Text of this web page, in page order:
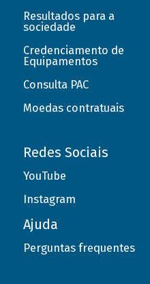
Resultados para a
sociedade
Credenciamento de
Equipamentos
Consulta PAC
Moedas contratuais
Redes Sociais
YouTube
Instagram
Ajuda
Perguntas frequentes